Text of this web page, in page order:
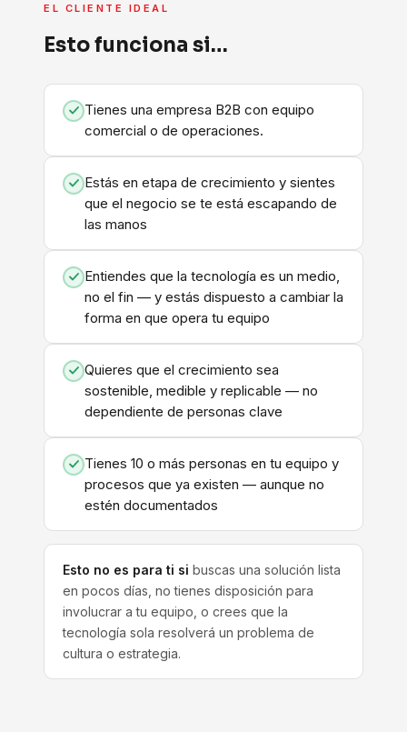
EL CLIENTE IDEAL
Esto funciona si…
Tienes una empresa B2B con equipo
comercial o de operaciones.
Estás en etapa de crecimiento y sientes
que el negocio se te está escapando de
las manos
Entiendes que la tecnología es un medio,
no el fin — y estás dispuesto a cambiar la
forma en que opera tu equipo
Quieres que el crecimiento sea
sostenible, medible y replicable — no
dependiente de personas clave
Tienes 10 o más personas en tu equipo y
procesos que ya existen — aunque no
estén documentados
Esto no es para ti si buscas una solución lista
en pocos días, no tienes disposición para
involucrar a tu equipo, o crees que la
tecnología sola resolverá un problema de
cultura o estrategia.